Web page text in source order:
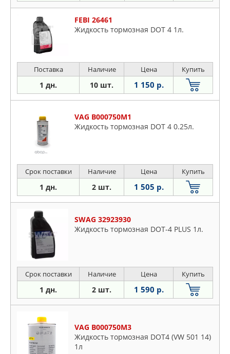
FEBI 26461
Жидкость тормозная DOT 4 1л.
Поставка Наличие Цена Купить
1 дн. 10 шт. 1 150 р.
VAG B000750M1
Жидкость тормозная DOT 4 0.25л.
Срок поставки Наличие Цена Купить
1 дн. 2 шт. 1 505 р.
SWAG 32923930
Жидкость тормозная DOT-4 PLUS 1л.
Срок поставки Наличие Цена Купить
1 дн. 2 шт. 1 590 р.
VAG B000750M3
Жидкость тормозная DOT4 (VW 501 14)
1л